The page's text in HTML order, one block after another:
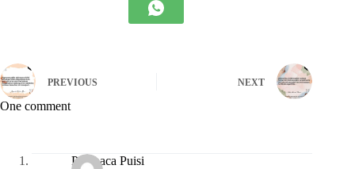
PREVIOUS NEXT
One comment
Pembaca Puisi